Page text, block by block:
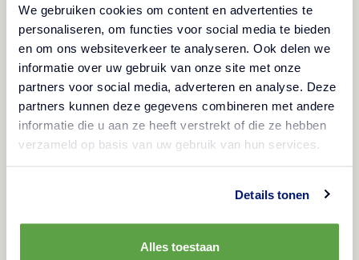
We gebruiken cookies om content en advertenties te
personaliseren, om functies voor social media te bieden
en om ons websiteverkeer te analyseren. Ook delen we
informatie over uw gebruik van onze site met onze
partners voor social media, adverteren en analyse. Deze
partners kunnen deze gegevens combineren met andere
informatie die u aan ze heeft verstrekt of die ze hebben
verzameld op basis van uw gebruik van hun services.
Details tonen
Alles toestaan
Beschrijving
Halal
Warm je menu op met onze Wavy Blends Paprika
paprika, waardoor ze een perfecte basis vormen
gerechten. De unieke golvende vorm verbetert